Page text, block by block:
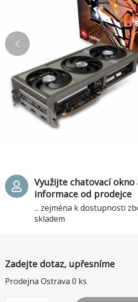
Zadejte dotaz, upřesníme
Prodejna Ostrava 0 ks
Využijte chatovací okno
informace od prodejce
... zejména k dostupnosti
skladem